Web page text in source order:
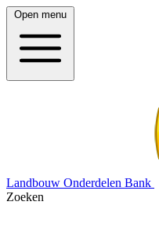
Open menu
Landbouw Onderdelen Bank
Zoeken